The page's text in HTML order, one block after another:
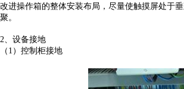
改进操作箱的整体安装布局，尽量使触摸屏处于
聚。
2、设备接地
（1）控制柜接地